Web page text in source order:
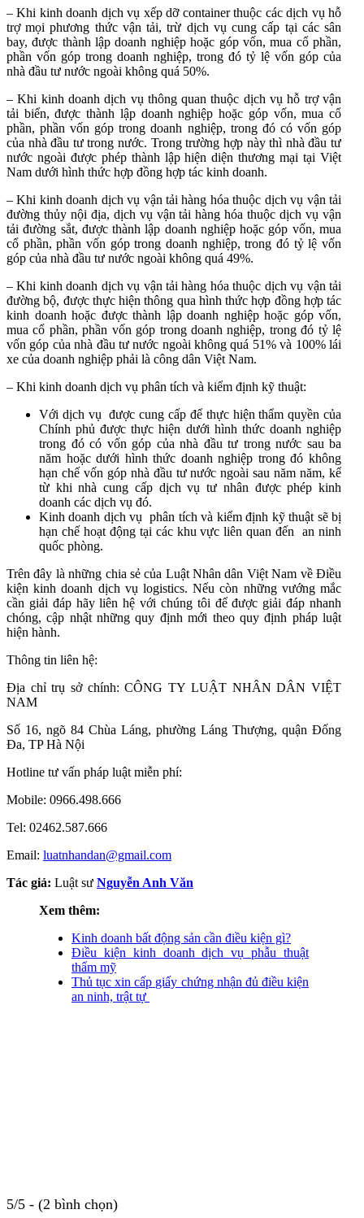
– Khi kinh doanh dịch vụ xếp dỡ container thuộc các dịch vụ hỗ
trợ mọi phương thức vận tải, trừ dịch vụ cung cấp tại các sân
bay, được thành lập doanh nghiệp hoặc góp vốn, mua cổ phần,
phần vốn góp trong doanh nghiệp, trong đó tỷ lệ vốn góp của
nhà đầu tư nước ngoài không quá 50%.
– Khi kinh doanh dịch vụ thông quan thuộc dịch vụ hỗ trợ vận
tải biển, được thành lập doanh nghiệp hoặc góp vốn, mua cổ
phần, phần vốn góp trong doanh nghiệp, trong đó có vốn góp
của nhà đầu tư trong nước. Trong trường hợp này thì nhà đầu tư
nước ngoài được phép thành lập hiện diện thương mại tại Việt
Nam dưới hình thức hợp đồng hợp tác kinh doanh.
– Khi kinh doanh dịch vụ vận tải hàng hóa thuộc dịch vụ vận tải
đường thủy nội địa, dịch vụ vận tải hàng hóa thuộc dịch vụ vận
tải đường sắt, được thành lập doanh nghiệp hoặc góp vốn, mua
cổ phần, phần vốn góp trong doanh nghiệp, trong đó tỷ lệ vốn
góp của nhà đầu tư nước ngoài không quá 49%.
– Khi kinh doanh dịch vụ vận tải hàng hóa thuộc dịch vụ vận tải
đường bộ, được thực hiện thông qua hình thức hợp đồng hợp tác
kinh doanh hoặc được thành lập doanh nghiệp hoặc góp vốn,
mua cổ phần, phần vốn góp trong doanh nghiệp, trong đó tỷ lệ
vốn góp của nhà đầu tư nước ngoài không quá 51% và 100% lái
xe của doanh nghiệp phải là công dân Việt Nam.
– Khi kinh doanh dịch vụ phân tích và kiểm định kỹ thuật:
Với dịch vụ được cung cấp để thực hiện thẩm quyền của
Chính phủ được thực hiện dưới hình thức doanh nghiệp
trong đó có vốn góp của nhà đầu tư trong nước sau ba
năm hoặc dưới hình thức doanh nghiệp trong đó không
hạn chế vốn góp nhà đầu tư nước ngoài sau năm năm, kể
từ khi nhà cung cấp dịch vụ tư nhân được phép kinh
doanh các dịch vụ đó.
Kinh doanh dịch vụ phân tích và kiểm định kỹ thuật sẽ bị
hạn chế hoạt động tại các khu vực liên quan đến an ninh
quốc phòng.
Trên đây là những chia sẻ của Luật Nhân dân Việt Nam về Điều
kiện kinh doanh dịch vụ logistics. Nếu còn những vướng mắc
cần giải đáp hãy liên hệ với chúng tôi để được giải đáp nhanh
chóng, cập nhật những quy định mới theo quy định pháp luật
hiện hành.
Thông tin liên hệ:
Địa chỉ trụ sở chính: CÔNG TY LUẬT NHÂN DÂN VIỆT
NAM
Số 16, ngõ 84 Chùa Láng, phường Láng Thượng, quận Đống
Đa, TP Hà Nội
Hotline tư vấn pháp luật miễn phí:
Mobile: 0966.498.666
Tel: 02462.587.666
Email: luatnhandan@gmail.com
Tác giả: Luật sư Nguyễn Anh Văn
Xem thêm:
Kinh doanh bất động sản cần điều kiện gì?
Điều kiện kinh doanh dịch vụ phẫu thuật
thẩm mỹ
Thủ tục xin cấp giấy chứng nhận đủ điều kiện
an ninh, trật tự
5/5 - (2 bình chọn)